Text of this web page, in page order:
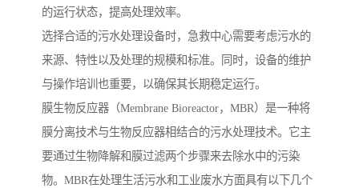
的运行状态，提高处理效率。
选择合适的污水处理设备时，急救中心需要考虑污水的
来源、特性以及处理的规模和标准。同时，设备的维护
与操作培训也重要，以确保其长期稳定运行。
膜生物反应器（Membrane Bioreactor，MBR）是一种将
膜分离技术与生物反应器相结合的污水处理技术。它主
要通过生物降解和膜过滤两个步骤来去除水中的污染
物。MBR在处理生活污水和工业废水方面具有以下几个